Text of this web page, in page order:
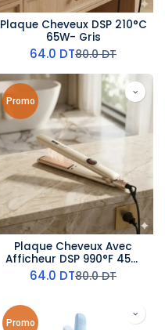
Plaque Cheveux DSP 210°C
65W- Gris
64.0 DT80.0DT
Promo
Plaque Cheveux Avec
Afficheur DSP 990°F 45W
Beige
64.0 DT80.0DT
Promo